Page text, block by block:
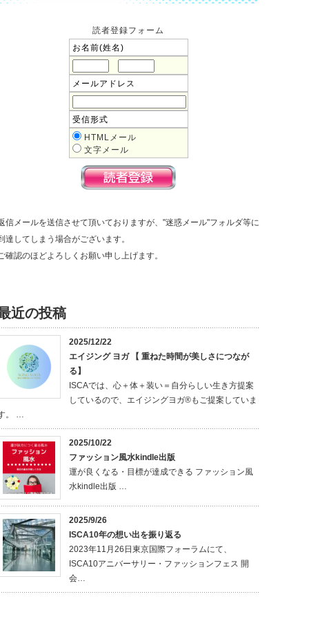
読者登録フォーム
お名前(姓名)
メールアドレス
受信形式
HTMLメール
文字メール
信メールを送信させて頂いておりますが、"迷惑メール"フォルダ等に
達してしまう場合がございます。
確認のほどよろしくお願い申し上げます。
近の投稿
2025/12/22
エイジング ヨガ 【 重ねた時間が美しさにつなが
る】
ISCAでは、心＋体＋装い＝自分らしい生き方提案
しているので、エイジングヨガ®もご提案していま
。 …
2025/10/22
ファッション風水kindle出版
運が良くなる・目標が達成できる ファッション風
水kindle出版 …
2025/9/26
ISCA10年の想い出を振り返る
2023年11月26日東京国際フォーラムにて、
ISCA10アニバーサリー・ファッションフェス 開
会…